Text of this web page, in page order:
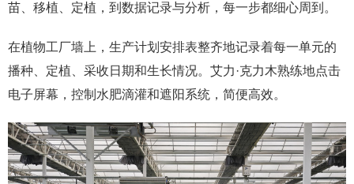
苗、移植、定植，到数据记录与分析，每一步都细心周到。
在植物工厂墙上，生产计划安排表整齐地记录着每一单元的
播种、定植、采收日期和生长情况。艾力·克力木熟练地点击
电子屏幕，控制水肥滴灌和遮阳系统，简便高效。